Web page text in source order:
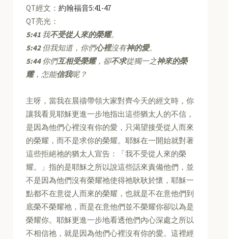
QT經文：約翰福音5:41-47
QT亮光：
5:41 我不受從人來的榮耀。
5:42但我知道，你們心裡沒有神的愛。
5:44你們互相受榮耀，卻不求從獨一之神來的榮
耀，怎能信我呢？
主呀，當我在晨禱帶領大家對齊今天的經文時，你
讓我看見耶穌更進一步地指出這些猶太人的不信，
是因為他們心裡沒有你的愛，只渴望接受從人而來
的榮耀，而不是求你的榮耀。耶穌在一開始就對著
這些拒絕祂的猶太人宣告：「我不受從人來的榮
耀。」指的是耶穌之所以說這些話來責備他們，並
不是因為他們沒有榮耀祂使得祂耿耿於懷，耶穌一
點都不在意從人而來的榮耀，也就是不在意他們到
底榮不榮耀祂，而是在意他們並不榮耀你卻以為是
榮耀你。耶穌更進一步地看透他們內心深處之所以
不相信祂，就是因為他們心裡沒有你的愛。這裡經